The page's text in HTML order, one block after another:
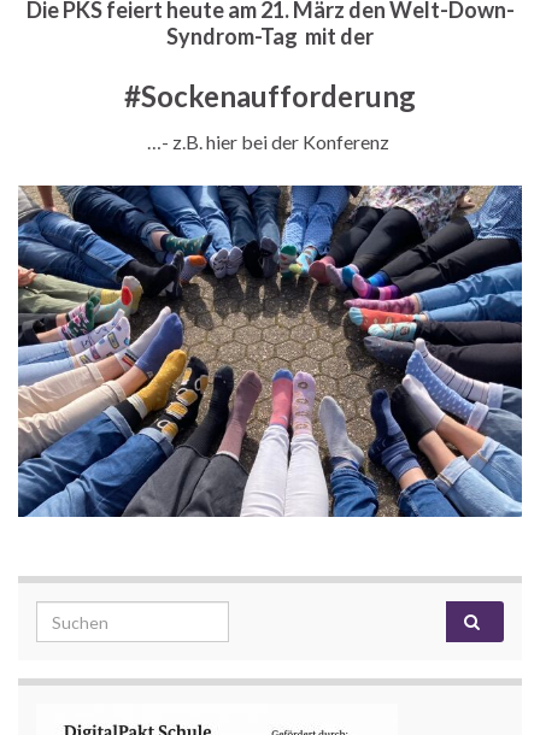
Die PKS feiert heute am 21. März den Welt-Down-
Syndrom-Tag mit der
#Sockenaufforderung
…- z.B. hier bei der Konferenz
Search for: